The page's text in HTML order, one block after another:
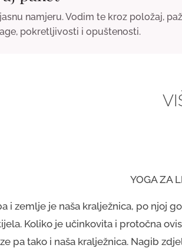
namjeru. Vodim te kroz položaj,
pokretljivosti i opuštenosti.
YOGA ZA
i zemlje je naša kralježnica, po njoj
Koliko je učinkovita i protočna
pa tako i naša kralježnica. Nagib